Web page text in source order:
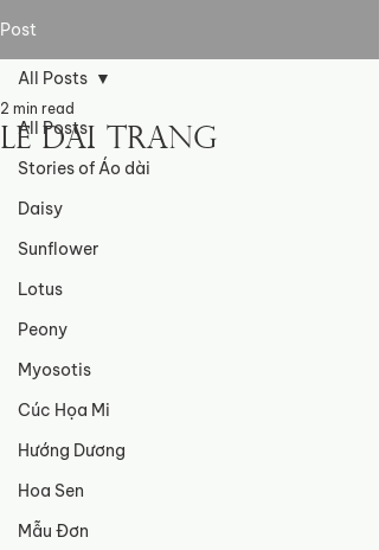
Post
All Posts
Stories of Áo dài
Daisy
Sunflower
Lotus
Peony
Myosotis
Cúc Họa Mi
Hướng Dương
Hoa Sen
Mẫu Đơn
All Posts
Le Dai Trang
2 min read